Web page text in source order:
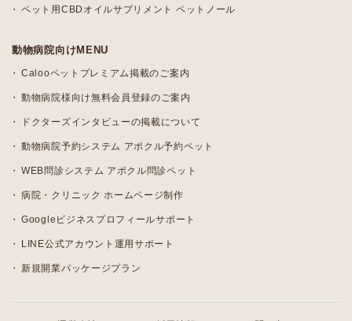
ペット用CBDオイルサプリメント ペットノール
動物病院向けMENU
Calooペットプレミアム掲載のご案内
動物病院様向け無料会員登録のご案内
ドクターズインタビューの掲載について
動物病院予約システム アポクル予約ペット
WEB問診システム アポクル問診ペット
病院・クリニック ホームページ制作
Googleビジネスプロフィールサポート
LINE公式アカウント運用サポート
新規開業パッケージプラン